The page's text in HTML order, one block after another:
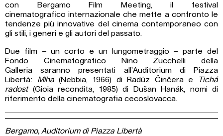
con Bergamo Film Meeting, il festival
cinematografico internazionale che mette a confronto le
tendenze più innovative del cinema contemporaneo con
gli stili, i generi e gli autori del passato.
Due film – un corto e un lungometraggio – parte del
Fondo Cinematografico Nino Zucchelli della
Galleria saranno presentati all’Auditorium di Piazza
Libertà: Mlha(Nebbia, 1966) di Radúz Činčera e
Tichá
radost(Gioia recondita, 1985) di Dušan Hanák, nomi di
riferimento della cinematografia cecoslovacca.
Bergamo, Auditorium di Piazza Libertà